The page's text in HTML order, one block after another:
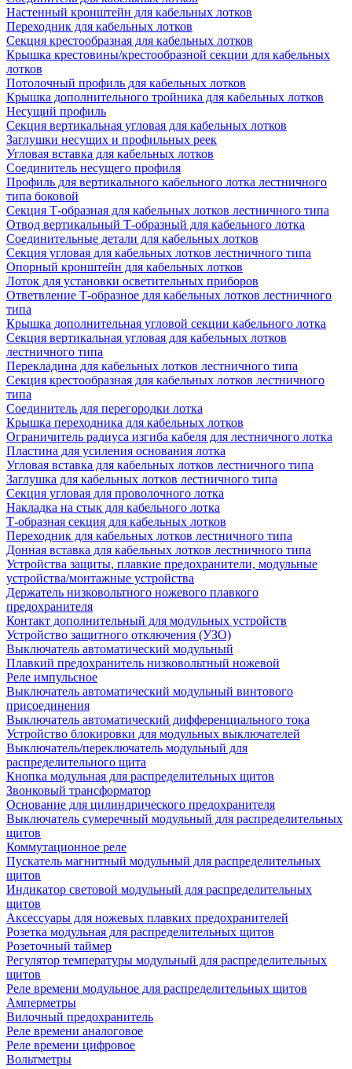
Настенный кронштейн для кабельных лотков
Переходник для кабельных лотков
Секция крестообразная для кабельных лотков
Крышка крестовины/крестообразной секции для кабельных
лотков
Потолочный профиль для кабельных лотков
Крышка дополнительного тройника для кабельных лотков
Несущий профиль
Секция вертикальная угловая для кабельных лотков
Заглушки несущих и профильных реек
Угловая вставка для кабельных лотков
Соединитель несущего профиля
Профиль для вертикального кабельного лотка лестничного
типа боковой
Секция Т-образная для кабельных лотков лестничного типа
Отвод вертикальный Т-образный для кабельного лотка
Соединительные детали для кабельных лотков
Секция угловая для кабельных лотков лестничного типа
Опорный кронштейн для кабельных лотков
Лоток для установки осветительных приборов
Ответвление Т-образное для кабельных лотков лестничного
типа
Крышка дополнительная угловой секции кабельного лотка
Секция вертикальная угловая для кабельных лотков
лестничного типа
Перекладина для кабельных лотков лестничного типа
Секция крестообразная для кабельных лотков лестничного
типа
Соединитель для перегородки лотка
Крышка переходника для кабельных лотков
Ограничитель радиуса изгиба кабеля для лестничного лотка
Пластина для усиления основания лотка
Угловая вставка для кабельных лотков лестничного типа
Заглушка для кабельных лотков лестничного типа
Секция угловая для проволочного лотка
Накладка на стык для кабельного лотка
Т-образная секция для кабельных лотков
Переходник для кабельных лотков лестничного типа
Донная вставка для кабельных лотков лестничного типа
Устройства защиты, плавкие предохранители, модульные
устройства/монтажные устройства
Держатель низковольтного ножевого плавкого
предохранителя
Контакт дополнительный для модульных устройств
Устройство защитного отключения (УЗО)
Выключатель автоматический модульный
Плавкий предохранитель низковольтный ножевой
Реле импульсное
Выключатель автоматический модульный винтового
присоединения
Выключатель автоматический дифференциального тока
Устройство блокировки для модульных выключателей
Выключатель/переключатель модульный для
распределительного щита
Кнопка модульная для распределительных щитов
Звонковый трансформатор
Основание для цилиндрического предохранителя
Выключатель сумеречный модульный для распределительных
щитов
Коммутационное реле
Пускатель магнитный модульный для распределительных
щитов
Индикатор световой модульный для распределительных
щитов
Аксессуары для ножевых плавких предохранителей
Розетка модульная для распределительных щитов
Розеточный таймер
Регулятор температуры модульный для распределительных
щитов
Реле времени модульное для распределительных щитов
Амперметры
Вилочный предохранитель
Реле времени аналоговое
Реле времени цифровое
Вольтметры